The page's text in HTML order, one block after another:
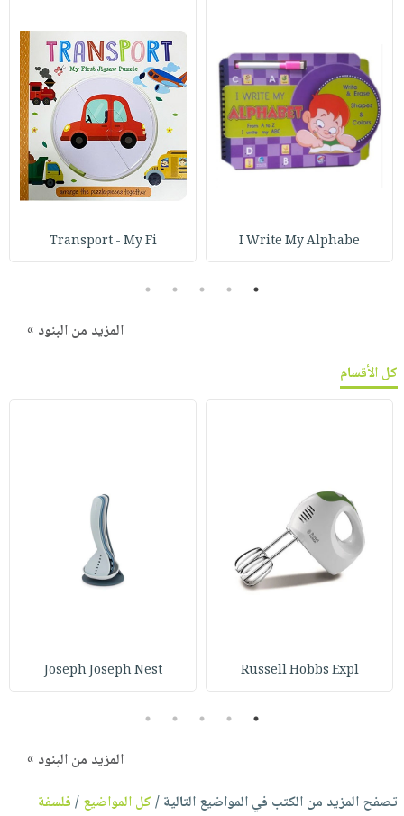
I Write My Alphabe
Transport - My Fi
1
2
3
4
5
المزيد من البنود »
كل الأقسام
Russell Hobbs Expl
Joseph Joseph Nest
1
2
3
4
5
المزيد من البنود »
تصفح المزيد من الكتب في المواضيع التالية /كل المواضيع/فلسفة